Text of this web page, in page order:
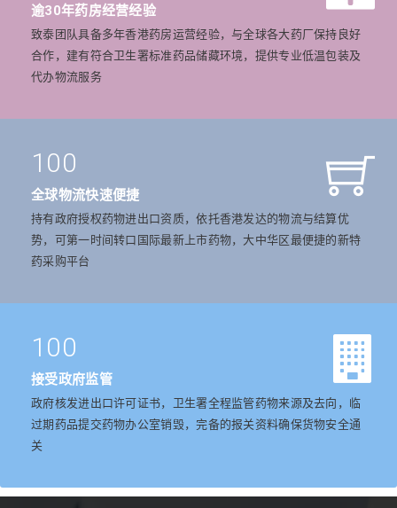
逾30年药房经营经验
致泰团队具备多年香港药房运营经验，与全球各大药厂保持良好
合作，建有符合卫生署标准药品储藏环境，提供专业低温包装及
代办物流服务
100
全球物流快速便捷
持有政府授权药物进出口资质，依托香港发达的物流与结算优
势，可第一时间转口国际最新上市药物，大中华区最便捷的新特
药采购平台
100
接受政府监管
政府核发进出口许可证书，卫生署全程监管药物来源及去向，临
过期药品提交药物办公室销毁，完备的报关资料确保货物安全通
关